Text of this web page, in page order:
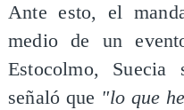
Ante esto, el
medio de un
Estocolmo,
señaló que "lo que